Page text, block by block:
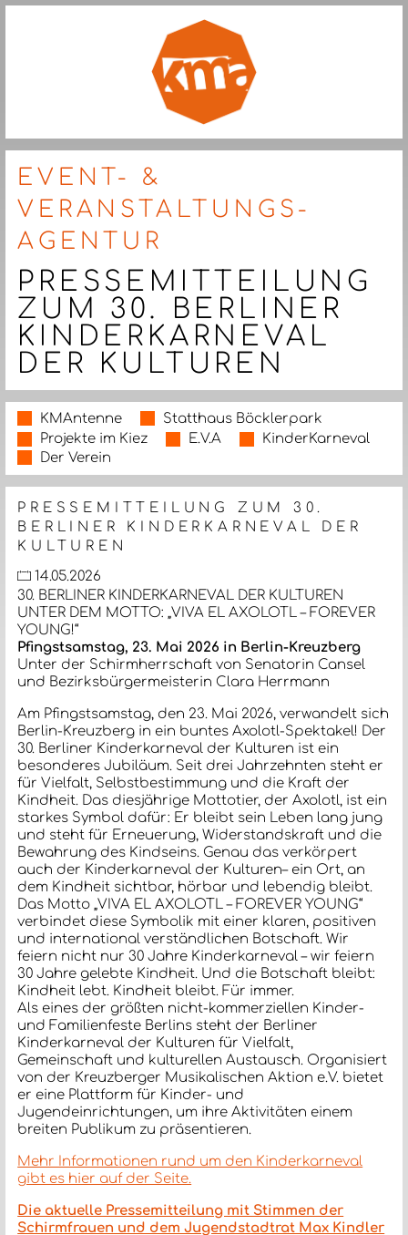
EVENT- &
VERANSTALTUNGS-
AGENTUR
PRESSEMITTEILUNG
ZUM 30. BERLINER
KINDERKARNEVAL
DER KULTUREN
KMAntenne
Statthaus Böcklerpark
Projekte im Kiez
E.V.A
KinderKarneval
Der Verein
PRESSEMITTEILUNG ZUM 30.
BERLINER KINDERKARNEVAL DER
KULTUREN
14.05.2026
30. BERLINER KINDERKARNEVAL DER KULTUREN
UNTER DEM MOTTO: „VIVA EL AXOLOTL – FOREVER
YOUNG!“
Pfingstsamstag, 23. Mai 2026 in Berlin-Kreuzberg
Unter der Schirmherrschaft von Senatorin Cansel
und Bezirksbürgermeisterin Clara Herrmann
Am Pfingstsamstag, den 23. Mai 2026, verwandelt sich
Berlin-Kreuzberg in ein buntes Axolotl-Spektakel! Der
30. Berliner Kinderkarneval der Kulturen ist ein
besonderes Jubiläum. Seit drei Jahrzehnten steht er
für Vielfalt, Selbstbestimmung und die Kraft der
Kindheit. Das diesjährige Mottotier, der Axolotl, ist ein
starkes Symbol dafür: Er bleibt sein Leben lang jung
und steht für Erneuerung, Widerstandskraft und die
Bewahrung des Kindseins. Genau das verkörpert
auch der Kinderkarneval der Kulturen– ein Ort, an
dem Kindheit sichtbar, hörbar und lebendig bleibt.
Das Motto „VIVA EL AXOLOTL – FOREVER YOUNG“
verbindet diese Symbolik mit einer klaren, positiven
und international verständlichen Botschaft. Wir
feiern nicht nur 30 Jahre Kinderkarneval – wir feiern
30 Jahre gelebte Kindheit. Und die Botschaft bleibt:
Kindheit lebt. Kindheit bleibt. Für immer.
Als eines der größten nicht-kommerziellen Kinder-
und Familienfeste Berlins steht der Berliner
Kinderkarneval der Kulturen für Vielfalt,
Gemeinschaft und kulturellen Austausch. Organisiert
von der Kreuzberger Musikalischen Aktion e.V. bietet
er eine Plattform für Kinder- und
Jugendeinrichtungen, um ihre Aktivitäten einem
breiten Publikum zu präsentieren.
Mehr Informationen rund um den Kinderkarneval
gibt es hier auf der Seite.
Die aktuelle Pressemitteilung mit Stimmen der
Schirmfrauen und dem Jugendstadtrat Max Kindler